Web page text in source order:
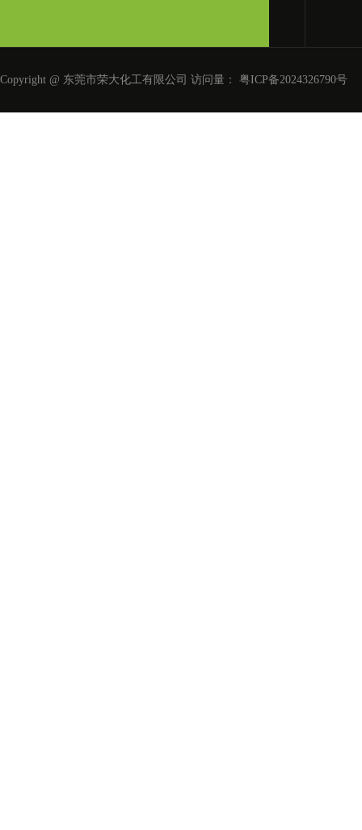
Copyright @ 东莞市荣大化工有限公司 访问量： 粤ICP备2024326790号